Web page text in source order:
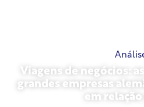
Viagens de negócios:
grandes empresas
em relação